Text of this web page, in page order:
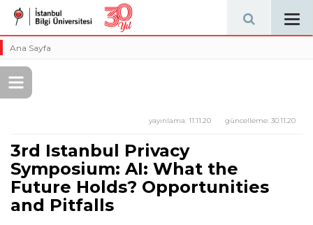
Ana Sayfa
güncelleme: 30.11.20
yayınlama: 11.11.20
3rd Istanbul Privacy
Symposium: AI: What the
Future Holds? Opportunities
and Pitfalls